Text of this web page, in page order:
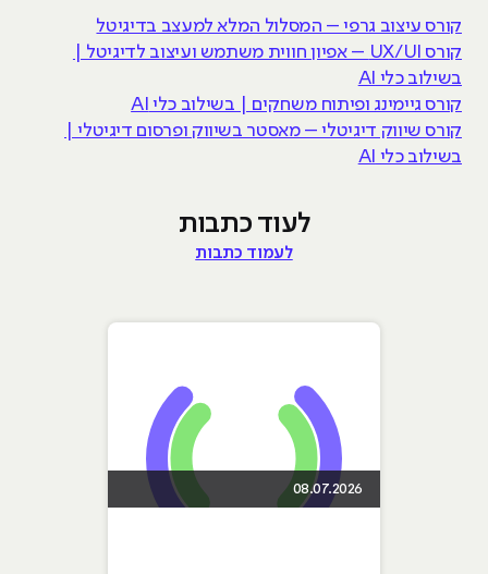
קורס עיצוב גרפי – המסלול המלא למעצב בדיגיטל
קורס UX/UI – אפיון חווית משתמש ועיצוב לדיגיטל |
בשילוב כלי AI
קורס גיימינג ופיתוח משחקים | בשילוב כלי AI
קורס שיווק דיגיטלי – מאסטר בשיווק ופרסום דיגיטלי |
בשילוב כלי AI
לעוד כתבות
לעמוד כתבות
08.07.2026